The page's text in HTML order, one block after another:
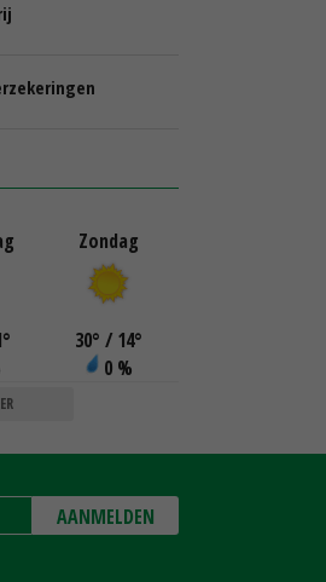
°
Zondag
30° / 14°
0 %
AANMELDEN